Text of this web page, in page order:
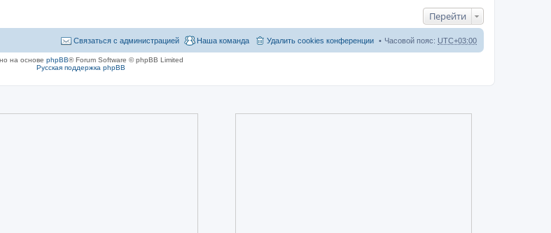
Перейти
Часовой пояс: UTC+03:00
Удалить cookies конференции
Наша команда
Связаться с администрацией
на основе phpBB® Forum Software © phpBB Limited
Русская поддержка phpBB